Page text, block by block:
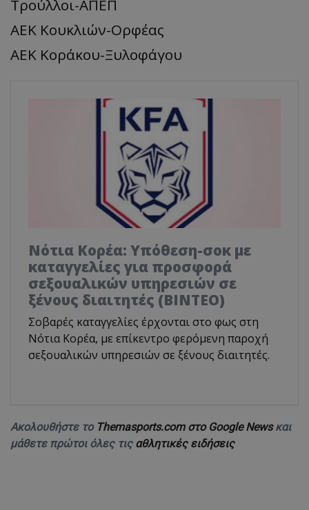
Τρούλλοι-ΑΠΕΠ
ΑΕΚ Κουκλιών-Ορφέας
ΑΕΚ Κοράκου-Ξυλοφάγου
Νότια Κορέα: Υπόθεση-σοκ με
καταγγελίες για προσφορά
σεξουαλικών υπηρεσιών σε
ξένους διαιτητές (BINTEO)
Σοβαρές καταγγελίες έρχονται στο φως στη
Νότια Κορέα, με επίκεντρο φερόμενη παροχή
σεξουαλικών υπηρεσιών σε ξένους διαιτητές.
Ακολουθήστε το Themasports.com στο Google Newsκαι
μάθετε πρώτοι όλες τις αθλητικές ειδήσεις